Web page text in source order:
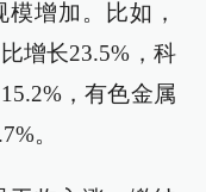
增加。比如，
增长23.5%，科
，有色金属
。